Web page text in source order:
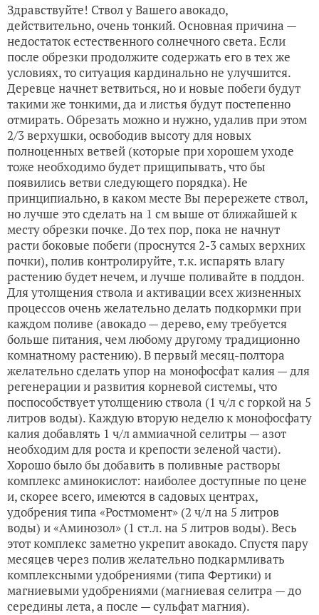
Здравствуйте! Ствол у Вашего авокадо,
действительно, очень тонкий. Основная причина —
недостаток естественного солнечного света. Если
после обрезки продолжите содержать его в тех же
условиях, то ситуация кардинально не улучшится.
Деревце начнет ветвиться, но и новые побеги будут
такими же тонкими, да и листья будут постепенно
отмирать. Обрезать можно и нужно, удалив при этом
2/3 верхушки, освободив высоту для новых
полноценных ветвей (которые при хорошем уходе
тоже необходимо будет прищипывать, что бы
появились ветви следующего порядка). Не
принципиально, в каком месте Вы перережете ствол,
но лучше это сделать на 1 см выше от ближайшей к
месту обрезки почке. До тех пор, пока не начнут
расти боковые побеги (проснутся 2-3 самых верхних
почки), полив контролируйте, т.к. испарять влагу
растению будет нечем, и лучше поливайте в поддон.
Для утолщения ствола и активации всех жизненных
процессов очень желательно делать подкормки при
каждом поливе (авокадо — дерево, ему требуется
больше питания, чем любому другому традиционно
комнатному растению). В первый месяц-полтора
желательно сделать упор на монофосфат калия — для
регенерации и развития корневой системы, что
поспособствует утолщению ствола (1 ч/л с горкой на 5
литров воды). Каждую вторую неделю к монофосфату
калия добавлять 1 ч/л аммиачной селитры — азот
необходим для роста и крепости зеленой части).
Хорошо было бы добавить в поливные растворы
комплекс аминокислот: наиболее доступные по цене
и, скорее всего, имеются в садовых центрах,
удобрения типа «Ростмомент» (2 ч/л на 5 литров
воды) и «Аминозол» (1 ст.л. на 5 литров воды). Весь
этот комплекс заметно укрепит авокадо. Спустя пару
месяцев через полив желательно подкармливать
комплексными удобрениями (типа Фертики) и
магниевыми удобрениями (магниевая селитра — до
середины лета, а после — сульфат магния).